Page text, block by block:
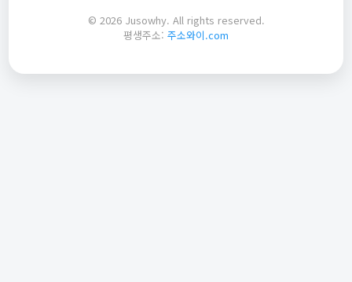
© 2026 Jusowhy. All rights reserved.
평생주소: 주소와이.com